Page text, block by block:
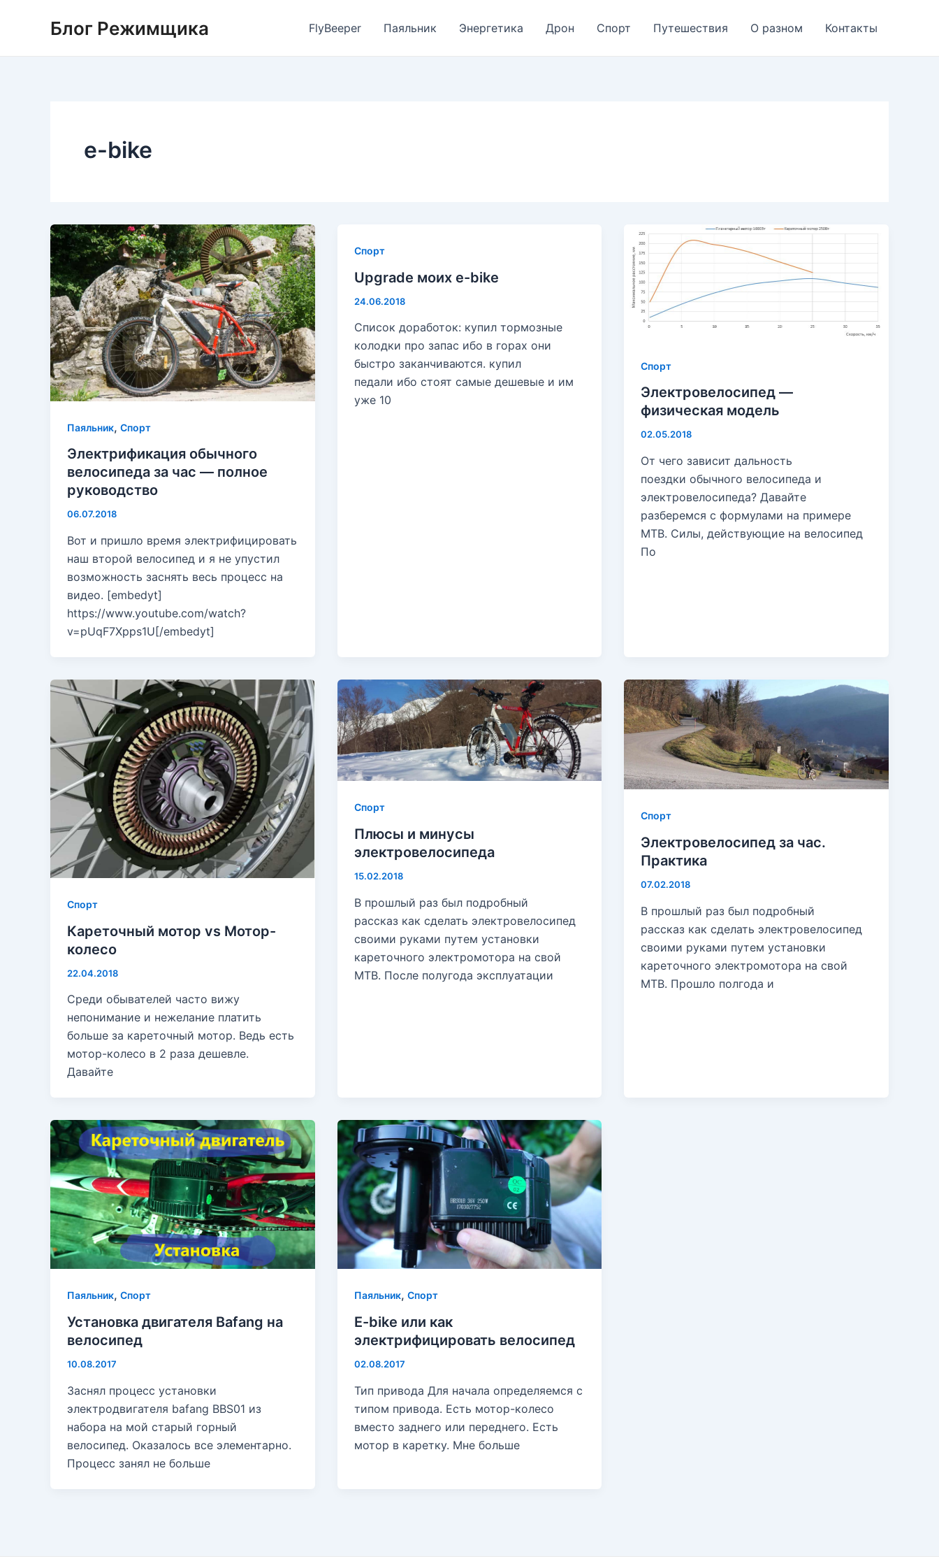
Блог Режимщика FlyBeeper Паяльник Энергетика Дрон Спорт Путешествия О разном Контакты
e-bike
Паяльник, Спорт
Электрификация обычного
велосипеда за час — полное
руководство
06.07.2018
Вот и пришло время электрифицировать
наш второй велосипед и я не упустил
возможность заснять весь процесс на
видео. [embedyt]
https://www.youtube.com/watch?
v=pUqF7Xpps1U[/embedyt]
Спорт
Upgrade моих e-bike
24.06.2018
Список доработок: купил тормозные
колодки про запас ибо в горах они
быстро заканчиваются. купил
педали ибо стоят самые дешевые и им
уже 10
Спорт
Электровелосипед —
физическая модель
02.05.2018
От чего зависит дальность
поездки обычного велосипеда и
электровелосипеда? Давайте
разберемся с формулами на примере
MTB. Силы, действующие на велосипед
По
Спорт
Кареточный мотор vs Мотор-
колесо
22.04.2018
Среди обывателей часто вижу
непонимание и нежелание платить
больше за кареточный мотор. Ведь есть
мотор-колесо в 2 раза дешевле.
Давайте
Спорт
Плюсы и минусы
электровелосипеда
15.02.2018
В прошлый раз был подробный
рассказ как сделать электровелосипед
своими руками путем установки
кареточного электромотора на свой
MTB. После полугода эксплуатации
Спорт
Электровелосипед за час.
Практика
07.02.2018
В прошлый раз был подробный
рассказ как сделать электровелосипед
своими руками путем установки
кареточного электромотора на свой
MTB. Прошло полгода и
Паяльник, Спорт
Установка двигателя Bafang на
велосипед
10.08.2017
Заснял процесс установки
электродвигателя bafang BBS01 из
набора на мой старый горный
велосипед. Оказалось все элементарно.
Процесс занял не больше
Паяльник, Спорт
E-bike или как
электрифицировать велосипед
02.08.2017
Тип привода Для начала определяемся с
типом привода. Есть мотор-колесо
вместо заднего или переднего. Есть
мотор в каретку. Мне больше